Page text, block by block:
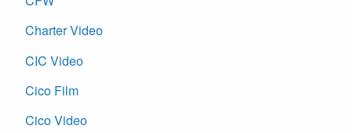
Charter Video
CIC Video
Cico Film
Cico Video